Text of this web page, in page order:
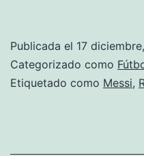
Publicada el 17
Categorizado como
Etiquetado como Messi,